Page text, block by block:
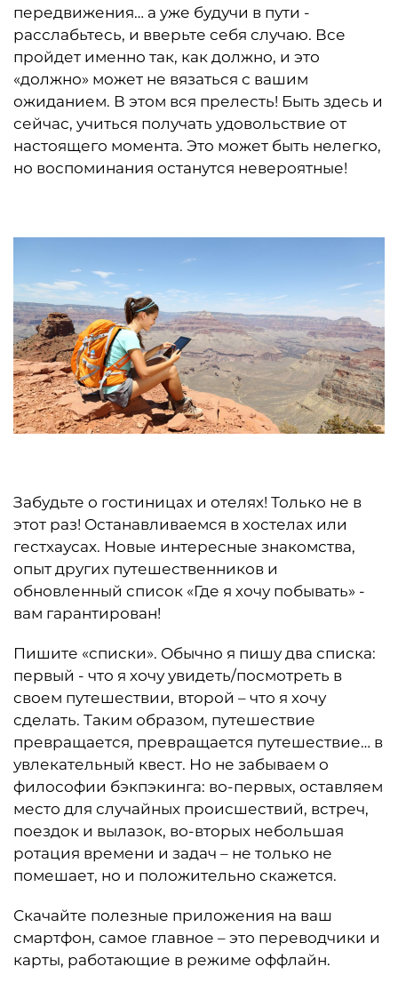
передвижения… а уже будучи в пути -
расслабьтесь, и вверьте себя случаю. Все
пройдет именно так, как должно, и это
«должно» может не вязаться с вашим
ожиданием. В этом вся прелесть! Быть здесь и
сейчас, учиться получать удовольствие от
настоящего момента. Это может быть нелегко,
но воспоминания останутся невероятные!
Забудьте о гостиницах и отелях! Только не в
этот раз! Останавливаемся в хостелах или
гестхаусах. Новые интересные знакомства,
опыт других путешественников и
обновленный список «Где я хочу побывать» -
вам гарантирован!
Пишите «списки». Обычно я пишу два списка:
первый - что я хочу увидеть/посмотреть в
своем путешествии, второй – что я хочу
сделать. Таким образом, путешествие
превращается, превращается путешествие… в
увлекательный квест. Но не забываем о
философии бэкпэкинга: во-первых, оставляем
место для случайных происшествий, встреч,
поездок и вылазок, во-вторых небольшая
ротация времени и задач – не только не
помешает, но и положительно скажется.
Скачайте полезные приложения на ваш
смартфон, самое главное – это переводчики и
карты, работающие в режиме оффлайн.